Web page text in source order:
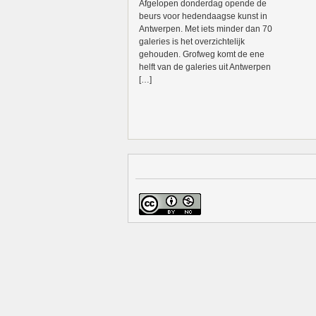
Afgelopen donderdag opende de
beurs voor hedendaagse kunst in
Antwerpen. Met iets minder dan 70
galeries is het overzichtelijk
gehouden. Grofweg komt de ene
helft van de galeries uit Antwerpen
[…]